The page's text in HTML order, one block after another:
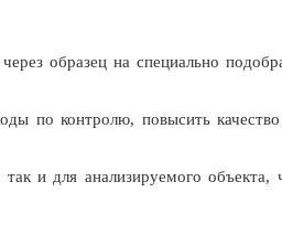
образец на специально
по контролю, повысить
и для анализируемого объекта,